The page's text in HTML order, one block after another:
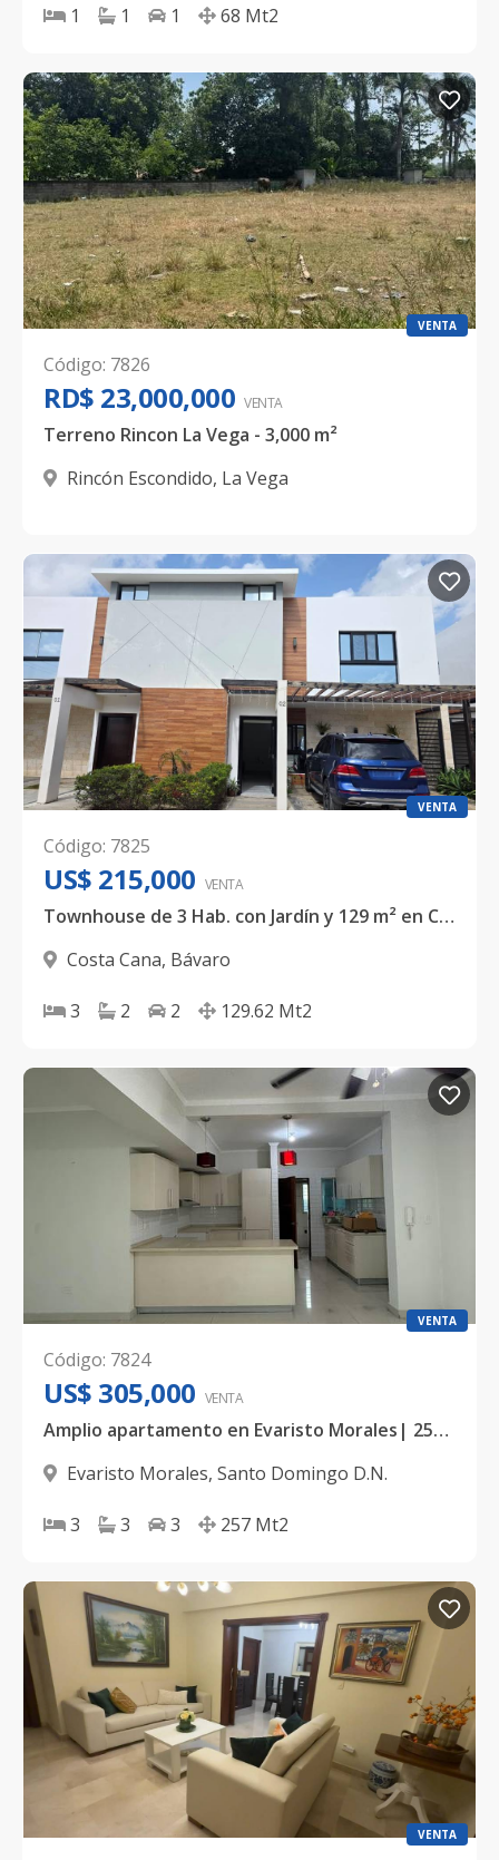
1 1 1 68 Mt2
VENTA
Código: 7826
RD$ 23,000,000 VENTA
Terreno Rincon La Vega - 3,000 m²
Rincón Escondido, La Vega
VENTA
Código: 7825
US$ 215,000 VENTA
Townhouse de 3 Hab. con Jardín y 129 m² en Costa Cana, Bávaro - US$ 215,000
Costa Cana, Bávaro
3 2 2 129.62 Mt2
VENTA
Código: 7824
US$ 305,000 VENTA
Amplio apartamento en Evaristo Morales| 257 mts2, 3 Habitaciones, Terraza y 3 parqueos
Evaristo Morales, Santo Domingo D.N.
3 3 3 257 Mt2
VENTA